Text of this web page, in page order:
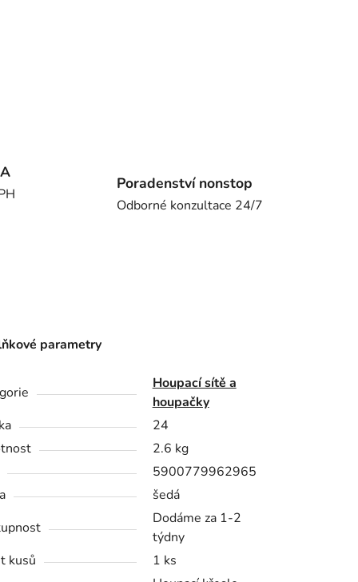
Poradenství nonstop
Odborné konzultace 24/7
parametry
Houpací sítě a
houpačky
24
2.6 kg
5900779962965
šedá
Dodáme za 1-2
týdny
kusů
1 ks